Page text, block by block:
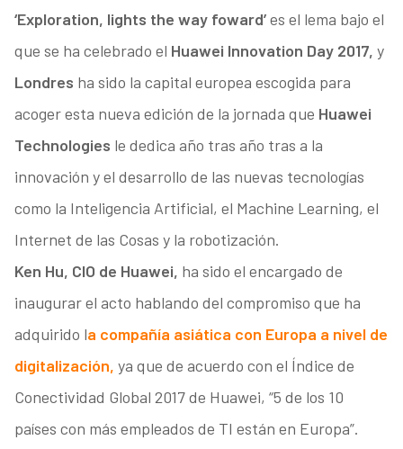
‘Exploration, lights the way foward’es el lema bajo el
que se ha celebrado el Huawei Innovation Day 2017, y
Londres ha sido la capital europea escogida para
acoger esta nueva edición de la jornada que Huawei
Technologies le dedica año tras año tras a la
innovación y el desarrollo de las nuevas tecnologías
como la Inteligencia Artificial, el Machine Learning, el
Internet de las Cosas y la robotización.
Ken Hu, CIO de Huawei, ha sido el encargado de
inaugurar el acto hablando del compromiso que ha
adquirido la compañía asiática con Europa a nivel de
digitalización, ya que de acuerdo con el Índice de
Conectividad Global 2017 de Huawei, “5 de los 10
países con más empleados de TI están en Europa”.